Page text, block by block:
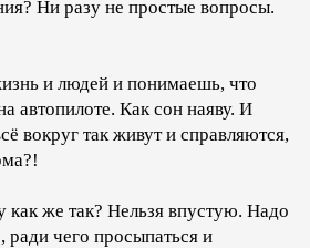
Ни разу не простые вопросы.
и людей и понимаешь, что
автопилоте. Как сон наяву. И
вокруг так живут и справляются,
как же так? Нельзя впустую. Надо
чего просыпаться и